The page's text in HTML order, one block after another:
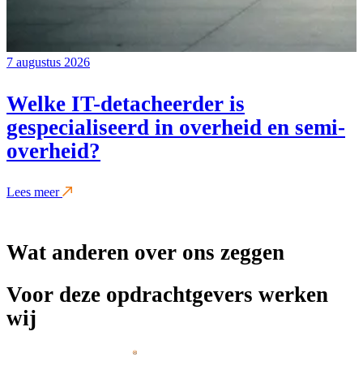
7 augustus 2026
Welke IT-detacheerder is
gespecialiseerd in overheid en semi-
overheid?
Lees meer
Wat anderen over ons zeggen
Voor deze opdrachtgevers werken
wij